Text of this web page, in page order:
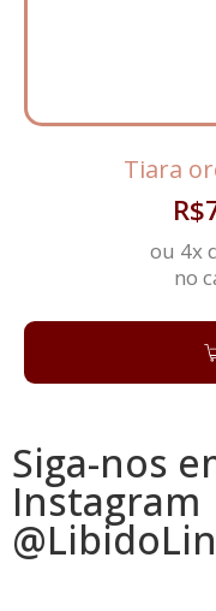
Tiara
R$
ou 4x
no
Siga-nos
Instagram